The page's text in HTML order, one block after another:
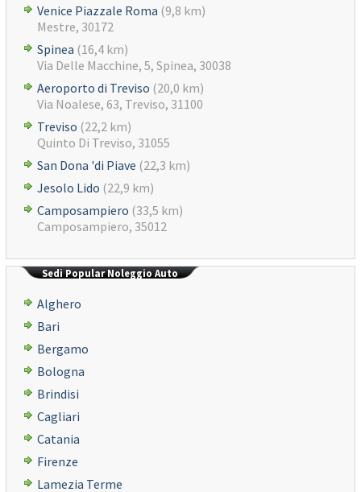
Venice Piazzale Roma (9,8 km)
Mestre, 30172
Spinea (16,4 km)
Via Delle Macchine, 5, Spinea, 30038
Aeroporto di Treviso (20,0 km)
Via Noalese, 63, Treviso, 31100
Treviso (22,2 km)
Quinto Di Treviso, 31055
San Dona 'di Piave (22,3 km)
Jesolo Lido (22,9 km)
Camposampiero (33,5 km)
Camposampiero, 35012
Sedi Popular Noleggio Auto
Alghero
Bari
Bergamo
Bologna
Brindisi
Cagliari
Catania
Firenze
Lamezia Terme